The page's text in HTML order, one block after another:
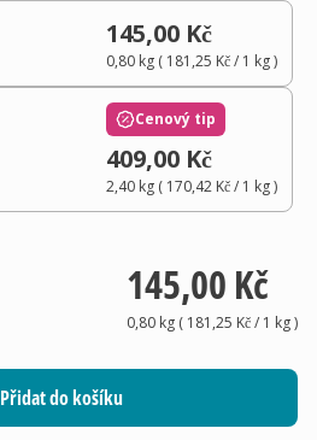
145,00 Kč
0,80 kg( 181,25 Kč/ 1 kg)
Cenový tip
409,00 Kč
2,40 kg( 170,42 Kč/ 1 kg)
145,00 Kč
0,80 kg( 181,25 Kč/ 1 kg)
Přidat do košíku